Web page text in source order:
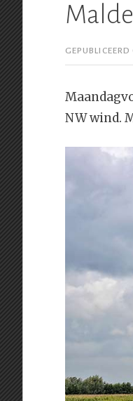
NW wind.